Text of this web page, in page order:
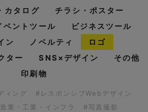
カタログ
チラシ・ポスター
ベントツール
ビジネスツール
ン
ノベルティ
ロゴ
ター
SNS×デザイン
その他
印刷物
ィング
#レスポンシブWebデザイン
業・工業・インフラ
#写真撮影